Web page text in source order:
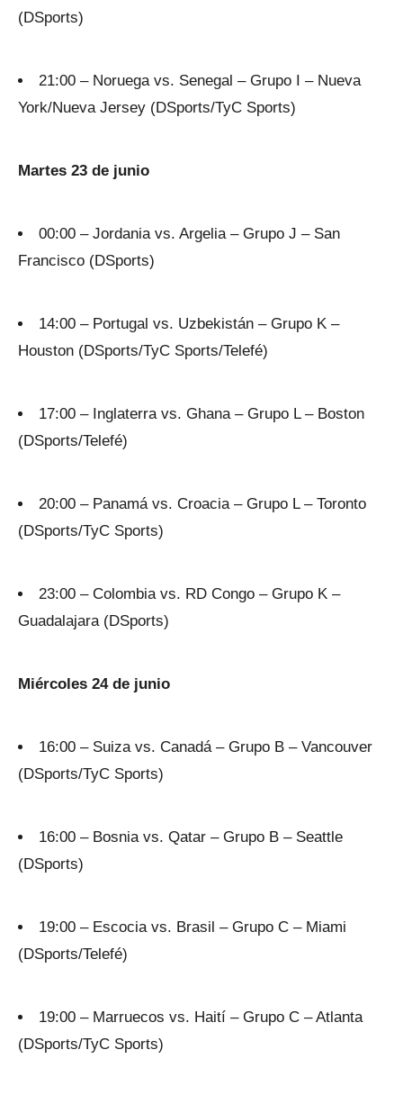
(DSports)
21:00 – Noruega vs. Senegal – Grupo I – Nueva
York/Nueva Jersey (DSports/TyC Sports)
Martes 23 de junio
00:00 – Jordania vs. Argelia – Grupo J – San
Francisco (DSports)
14:00 – Portugal vs. Uzbekistán – Grupo K –
Houston (DSports/TyC Sports/Telefé)
17:00 – Inglaterra vs. Ghana – Grupo L – Boston
(DSports/Telefé)
20:00 – Panamá vs. Croacia – Grupo L – Toronto
(DSports/TyC Sports)
23:00 – Colombia vs. RD Congo – Grupo K –
Guadalajara (DSports)
Miércoles 24 de junio
16:00 – Suiza vs. Canadá – Grupo B – Vancouver
(DSports/TyC Sports)
16:00 – Bosnia vs. Qatar – Grupo B – Seattle
(DSports)
19:00 – Escocia vs. Brasil – Grupo C – Miami
(DSports/Telefé)
19:00 – Marruecos vs. Haití – Grupo C – Atlanta
(DSports/TyC Sports)